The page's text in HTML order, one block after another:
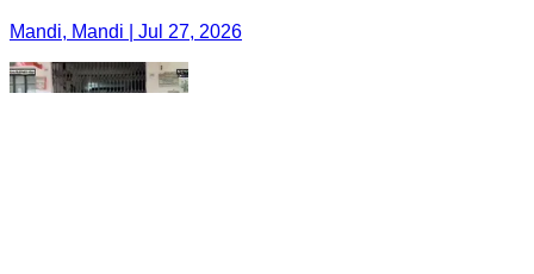
Mandi, Mandi | Jul 27, 2026